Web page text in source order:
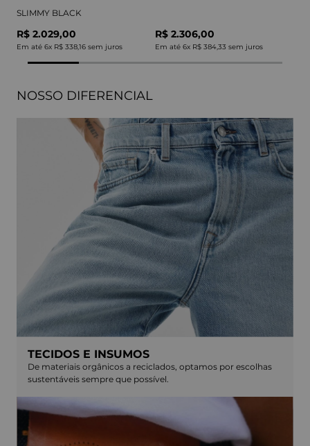
SLIMMY BLACK
R$ 2.029,00
Em até 6x R$ 338,16 sem juros
R$ 2.306,00
Em até 6x R$ 384,33 sem juros
NOSSO DIFERENCIAL
TECIDOS E INSUMOS
De materiais orgânicos a reciclados, optamos por escolhas
sustentáveis sempre que possível.